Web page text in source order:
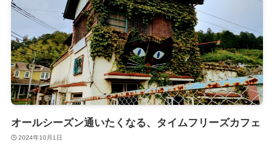
オールシーズン通いたくなる、タイムフリーズカフェ
2024年10月1日